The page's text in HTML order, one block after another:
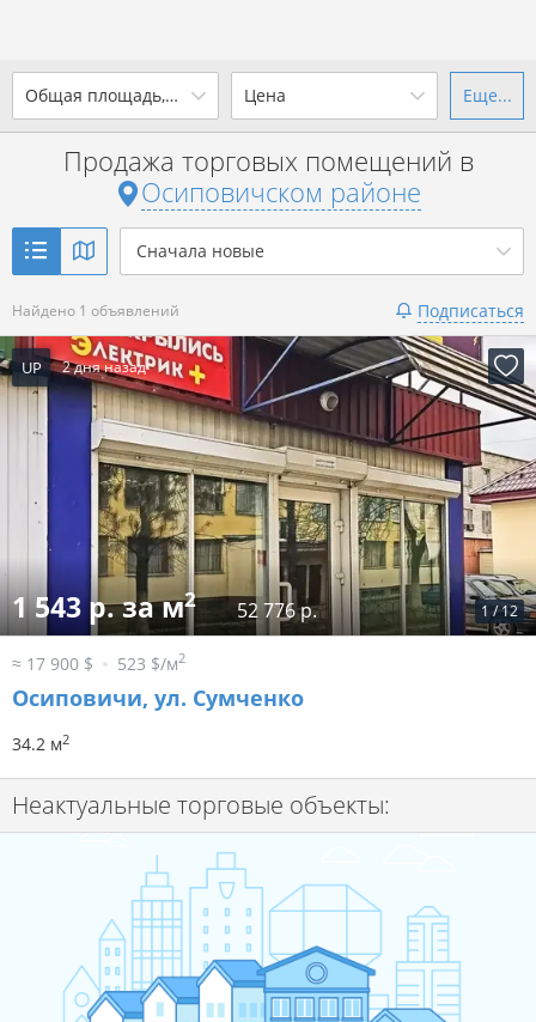
Общая площадь, м
до
Показать 1 объявление
Цена
от до
р. за м
Показать 1 объявление
Еще...
Продажа торговых помещений в
Осиповичском районе
Сначала новые
Найдено 1 объявлений Подписаться
UP 2 дня назад
1 /12
1 543 р. за м2 52 776 р.
≈ 17 900 $ 523 $/м2
Осиповичи, ул. Сумченко
34.2 м2
Неактуальные торговые объекты:
Ваш город -district
Да Выбрать город